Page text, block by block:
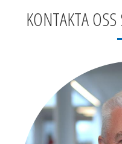
KONTAKTA